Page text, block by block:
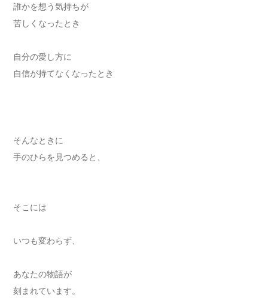
誰かを想う気持ちが
苦しくなったとき
自分の愛し方に
自信が持てなくなったとき
そんなときに
手のひらを見つめると、
そこには
いつも変わらず、
あなたの物語が
刻まれています。